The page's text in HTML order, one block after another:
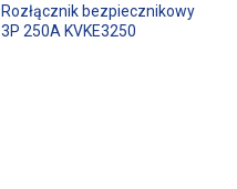
Rozłącznik bezpiecznikowy
3P 250A KVKE3250